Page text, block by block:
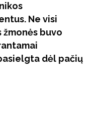
Ne visi
buvo
dėl pačių